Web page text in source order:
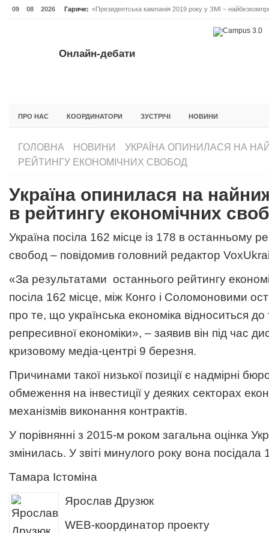
09 08 2026 Гаряче: «Президентська кампанія 2019 року у ЗМІ –
Онлайн-дебати #Відповідальне лідерство. Випуск 3
Онлайн-дебати
ПРО НАС КООРДИНАТОРИ ЗУСТРІЧІ НОВИНИ
ГОЛОВНА НОВИНИ
УКРАЇНА ОПИНИЛАСЯ НА
РЕЙТИНГУ ЕКОНОМІЧНИХ СВОБОД
Україна опинилася на
в рейтингу економічних
Україна посіла 162 місце із 178 в останньому
свобод – повідомив головний редактор
«За результатами останнього рейтингу
посіла 162 місце, між Конго і Соломоновими
про те, що українська економіка відноситься до
репресивної економіки», – заявив він під час
кризовому медіа-центрі 9 березня.
Причинами такої низької позиції є надмірні
обмеження на інвестиції у деяких секторах
механізмів виконання контрактів.
У порівнянні з 2015-м роком загальна оцінка
змінилась. У звіті минулого року вона посідала
Тамара Істоміна
Ярослав Друзюк
WEB-координатор проекту